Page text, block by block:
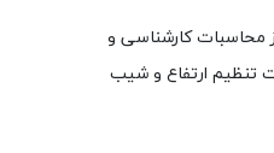
محاسبات کارشناسی و
تنظیم ارتفاع و شیب